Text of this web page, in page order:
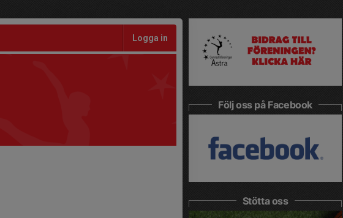
Logga in
Följ oss på Facebook
Stötta oss